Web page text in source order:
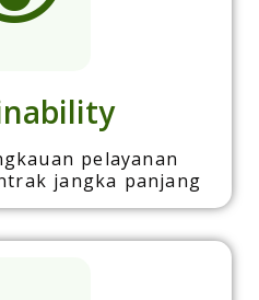
pelayanan
jangka panjang